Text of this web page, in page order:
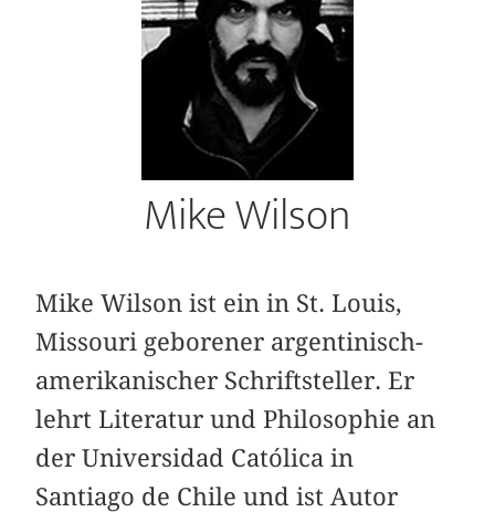
Mike Wilson
Mike Wilson ist ein in St. Louis,
Missouri geborener argentinisch-
amerikanischer Schriftsteller. Er
lehrt Literatur und Philosophie an
der Universidad Católica in
Santiago de Chile und ist Autor